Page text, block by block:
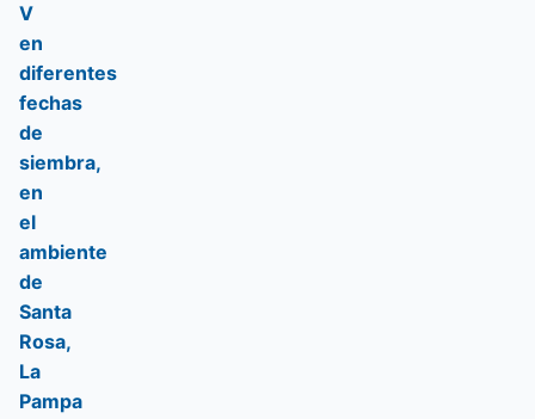
V
en
diferentes
fechas
de
siembra,
en
el
ambiente
de
Santa
Rosa,
La
Pampa